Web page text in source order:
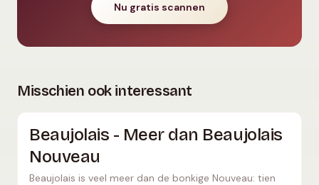
Nu gratis scannen
Misschien ook interessant
Beaujolais - Meer dan Beaujolais
Nouveau
Beaujolais is veel meer dan de bonkige Nouveau: tien